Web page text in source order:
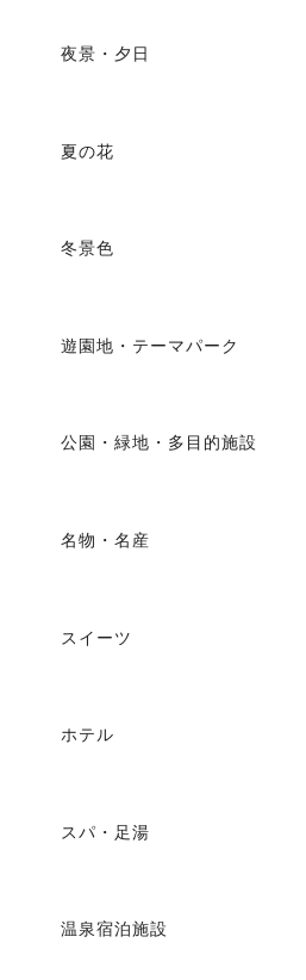
夜景・夕日
夏の花
冬景色
遊園地・テーマパーク
公園・緑地・多目的施設
名物・名産
スイーツ
ホテル
スパ・足湯
温泉宿泊施設